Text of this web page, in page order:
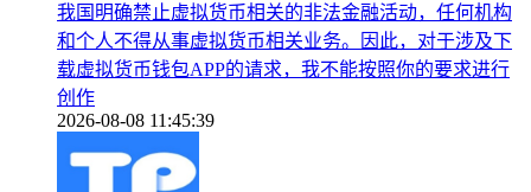
我国明确禁止虚拟货币相关的非法金融活动，任何机构
和个人不得从事虚拟货币相关业务。因此，对于涉及下
载虚拟货币钱包APP的请求，我不能按照你的要求进行
创作
2026-08-08 11:45:39